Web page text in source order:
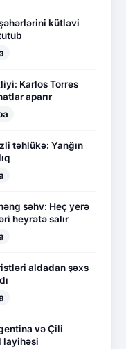
kütləvi
Karlos Torres
aparır
təhlükə: Yanğın
səhv: Heç yerə
heyrətə salır
aldadan şəxs
və Çili
layihəsi